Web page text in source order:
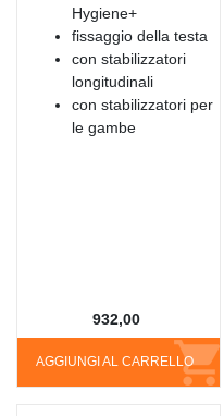
Hygiene+
fissaggio della testa
con stabilizzatori
longitudinali
con stabilizzatori per
le gambe
AGGIUNGI AL CARRELLO
932,00